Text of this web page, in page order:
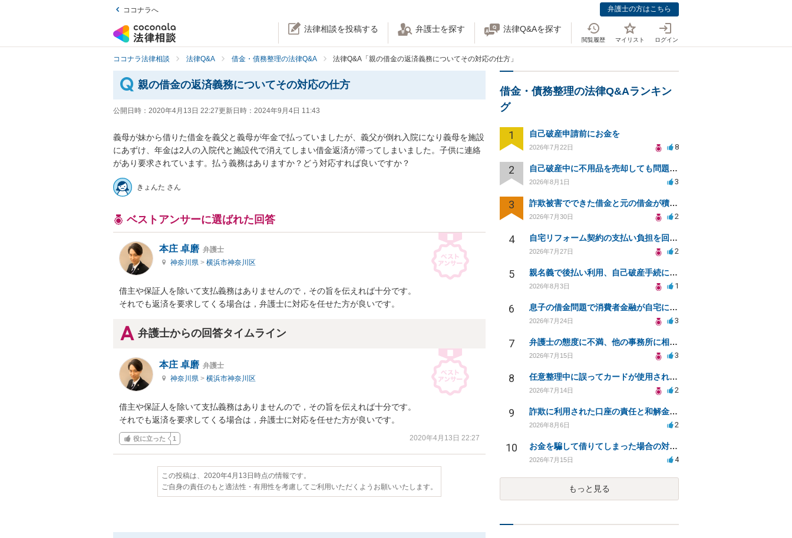
ココナラへ 弁護士の方はこちら
法律相談を投稿する 弁護士を探す 法律Q&Aを探す
閲覧履歴 マイリスト ログイン
ココナラ法律相談 法律Q&A 借金・債務整理の法律Q&A 法律Q&A「親の借金の返済義務についてその対応の仕方」
親の借金の返済義務についてその対応の仕方
公開日時： 2020年4月13日 22:27更新日時： 2024年9月4日 11:43
義母が妹から借りた借金を義父と義母が年金で払っていましたが、義父が倒れ入院になり義母を施設
にあずけ、年金は2人の入院代と施設代で消えてしまい借金返済が滞ってしまいました。子供に連絡
があり要求されています。払う義務はありますか？どう対応すれば良いですか？
きょんた さん
ベストアンサーに選ばれた回答
本庄 卓磨 弁護士
神奈川県 > 横浜市神奈川区
借主や保証人を除いて支払義務はありませんので，その旨を伝えれば十分です。
それでも返済を要求してくる場合は，弁護士に対応を任せた方が良いです。
弁護士からの回答タイムライン
本庄 卓磨 弁護士
神奈川県 > 横浜市神奈川区
借主や保証人を除いて支払義務はありませんので，その旨を伝えれば十分です。
それでも返済を要求してくる場合は，弁護士に対応を任せた方が良いです。
役に立った 1 2020年4月13日 22:27
この投稿は、2020年4月13日時点の情報です。
ご自身の責任のもと適法性・有用性を考慮してご利用いただくようお願いいたします。
借金・債務整理の法律Q&Aランキン
グ
1 自己破産申請前にお金を
2026年7月22日 8
2 自己破産中に不用品を売却しても問題ないか？
2026年8月1日 3
3 詐欺被害でできた借金と元の借金が積み重なり返済困難
2026年7月30日 2
4 自宅リフォーム契約の支払い負担を回避する方法は？
2026年7月27日 2
5 親名義で後払い利用、自己破産手続に影響はあるか？
2026年8月3日 1
6 息子の借金問題で消費者金融が自宅にくるのをやめさせる方法はないですか？
2026年7月24日 3
7 弁護士の態度に不満、他の事務所に相談すべきか？
2026年7月15日 3
8 任意整理中に誤ってカードが使用されてしまった
2026年7月14日 2
9 詐欺に利用された口座の責任と和解金の相談について
2026年8月6日 2
10 お金を騙して借りてしまった場合の対処法と今後の対応策
2026年7月15日 4
もっと見る